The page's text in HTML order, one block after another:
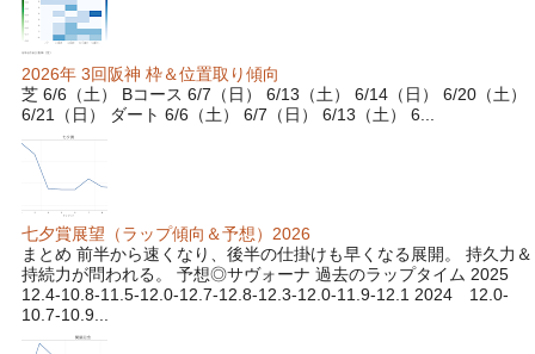
2026年 3回阪神 枠＆位置取り傾向
芝 6/6（土） Bコース 6/7（日） 6/13（土） 6/14（日） 6/20（土）
6/21（日） ダート 6/6（土） 6/7（日） 6/13（土） 6...
七夕賞展望（ラップ傾向＆予想）2026
まとめ 前半から速くなり、後半の仕掛けも早くなる展開。 持久力＆
持続力が問われる。 予想◎サヴォーナ 過去のラップタイム 2025
12.4-10.8-11.5-12.0-12.7-12.8-12.3-12.0-11.9-12.1 2024 12.0-
10.7-10.9...